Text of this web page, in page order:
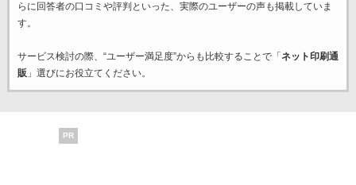
らに回答者の口コミや評判といった、実際のユーザーの声も掲載していま
す。
サービス検討の際、“ユーザー満足度”からも比較することで「 ネット印刷通
販 」選びにお役立てください。
PR